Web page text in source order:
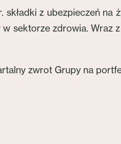
z ubezpieczeń na
sektorze zdrowia.
zwrot Grupy na